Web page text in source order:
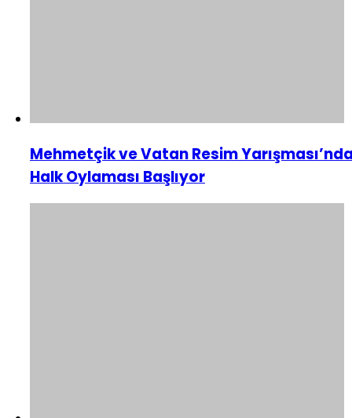
Mehmetçik ve Vatan Resim
Halk Oylaması Başlıyor